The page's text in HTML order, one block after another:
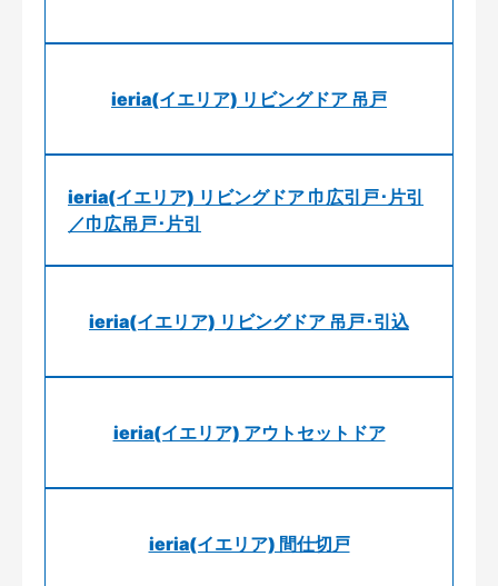
ieria(イエリア) リビングドア 吊戸
ieria(イエリア) リビングドア 巾広引戸･片引
／巾広吊戸･片引
ieria(イエリア) リビングドア 吊戸･引込
ieria(イエリア) アウトセットドア
ieria(イエリア) 間仕切戸